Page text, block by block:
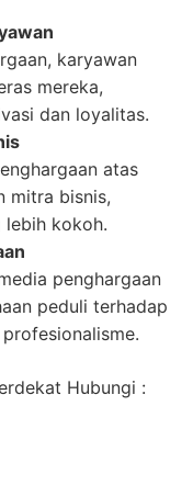
karyawan
mereka,
dan loyalitas.
atas
mitra bisnis,
lebih kokoh.
penghargaan
peduli terhadap
Hubungi :